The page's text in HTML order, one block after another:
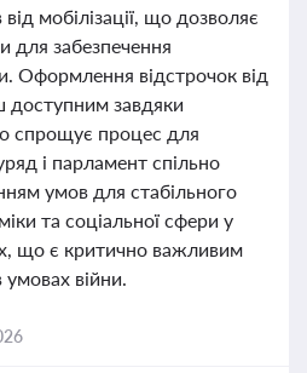
мобілізації, що дозволяє
для забезпечення
Оформлення відстрочок від
доступним завдяки
спрощує процес для
і парламент спільно
умов для стабільного
та соціальної сфери у
що є критично важливим
умовах війни.